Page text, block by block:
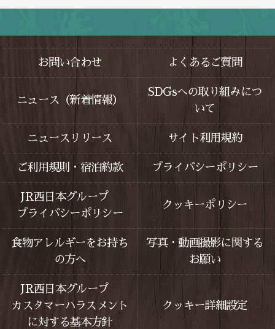
お問い合わせ よくあるご質問
ニュース（新着情報）
SDGsへの取り組みにつ
いて
ニュースリリース サイト利用規約
ご利用規則・宿泊約款 プライバシーポリシー
JR西日本グループ
プライバシーポリシー
クッキーポリシー
食物アレルギーをお持ち
の方へ
写真・動画撮影に関する
お願い
JR西日本グループ
カスタマーハラスメント
に対する基本方針
クッキー詳細設定